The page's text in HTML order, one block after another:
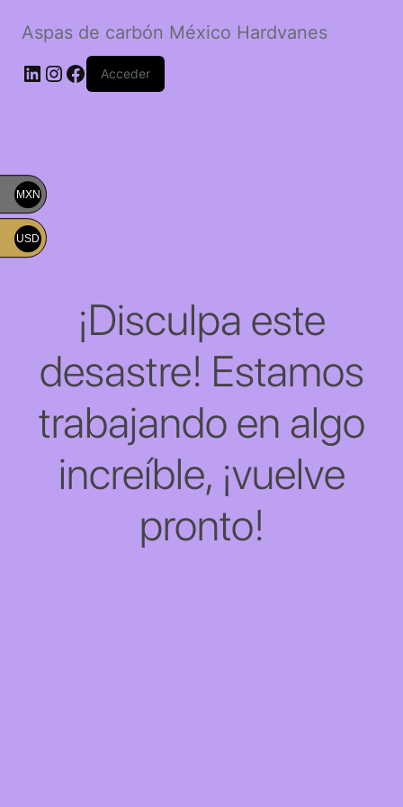
Aspas de carbón México Hardvanes
LinkedIn
Instagram
Facebook
Acceder
¡Disculpa este
desastre! Estamos
trabajando en algo
increíble, ¡vuelve
pronto!
MXN
USD